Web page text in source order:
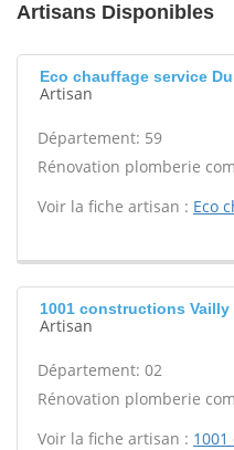
Artisans Disponibles
Eco chauffage service
Artisan
Département: 59
Rénovation plomberie
Voir la fiche artisan : Eco
1001 constructions Vailly
Artisan
Département: 02
Rénovation plomberie
Voir la fiche artisan :